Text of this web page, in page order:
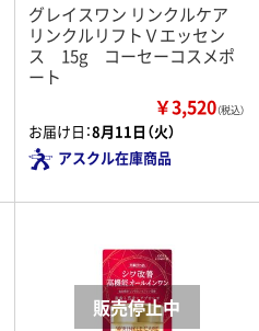
グレイスワン リンクルケア
リンクルリフトＶエッセン
ス 15g コーセーコスメポ
ート
￥3,520（税込）
お届け日：8月11日（火）
アスクル在庫商品